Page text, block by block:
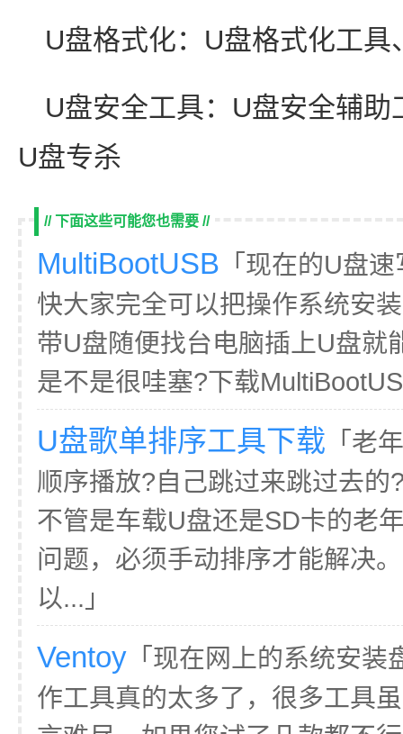
U盘格式化：U盘格式化工
U盘安全工具：U盘安全辅
U盘专杀
// 下面这些可能您也需要 //
MultiBootUSB 「现在的U盘
快大家完全可以把操作系统安
带U盘随便找台电脑插上U盘就
是不是很哇塞?下载
U盘歌单排序工具下载 「老
顺序播放?自己跳过来跳过去
不管是车载U盘还是SD卡的老
问题，必须手动排序才能解决
以...」
Ventoy 「现在网上的系统安
作工具真的太多了，很多工具